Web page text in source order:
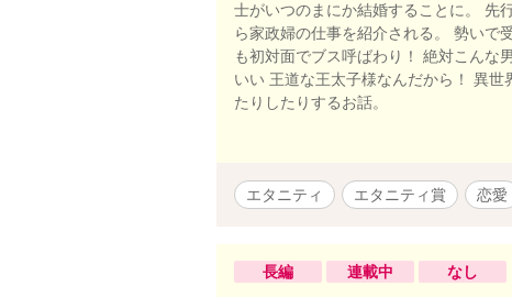
士がいつのまにか結婚することに。 先
ら家政婦の仕事を紹介される。 勢いで
も初対面でブス呼ばわり！ 絶対こんな
いい 王道な王太子様なんだから！ 異
たりしたりするお話。
エタニティ エタニティ賞 恋愛
長編 連載中 なし